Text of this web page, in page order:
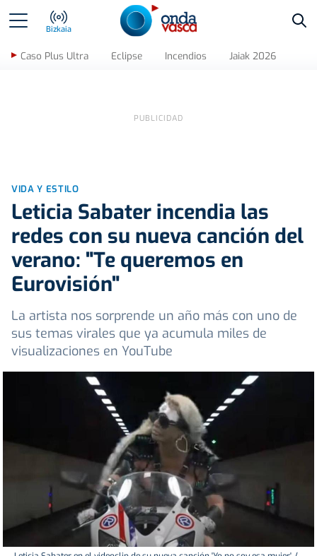
Bizkaia
Caso Plus Ultra Eclipse Incendios Jaiak 2026
VIDA Y ESTILO
Leticia Sabater incendia las
redes con su nueva canción del
verano: "Te queremos en
Eurovisión"
La artista nos sorprende un año más con uno de
sus temas virales que ya acumula miles de
visualizaciones en YouTube